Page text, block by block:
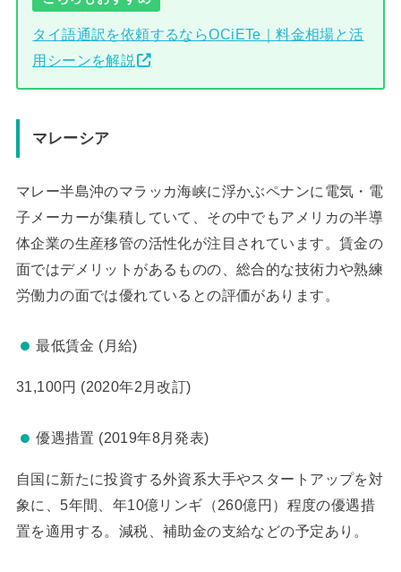
タイ語通訳を依頼するならOCiETe｜料金相場と活
用シーンを解説
マレーシア
マレー半島沖のマラッカ海峡に浮かぶペナンに電気・電
子メーカーが集積していて、その中でもアメリカの半導
体企業の生産移管の活性化が注目されています。賃金の
面ではデメリットがあるものの、総合的な技術力や熟練
労働力の面では優れているとの評価があります。
最低賃金 (月給)
31,100円 (2020年2月改訂)
優遇措置 (2019年8月発表)
自国に新たに投資する外資系大手やスタートアップを対
象に、5年間、年10億リンギ（260億円）程度の優遇措
置を適用する。減税、補助金の支給などの予定あり。